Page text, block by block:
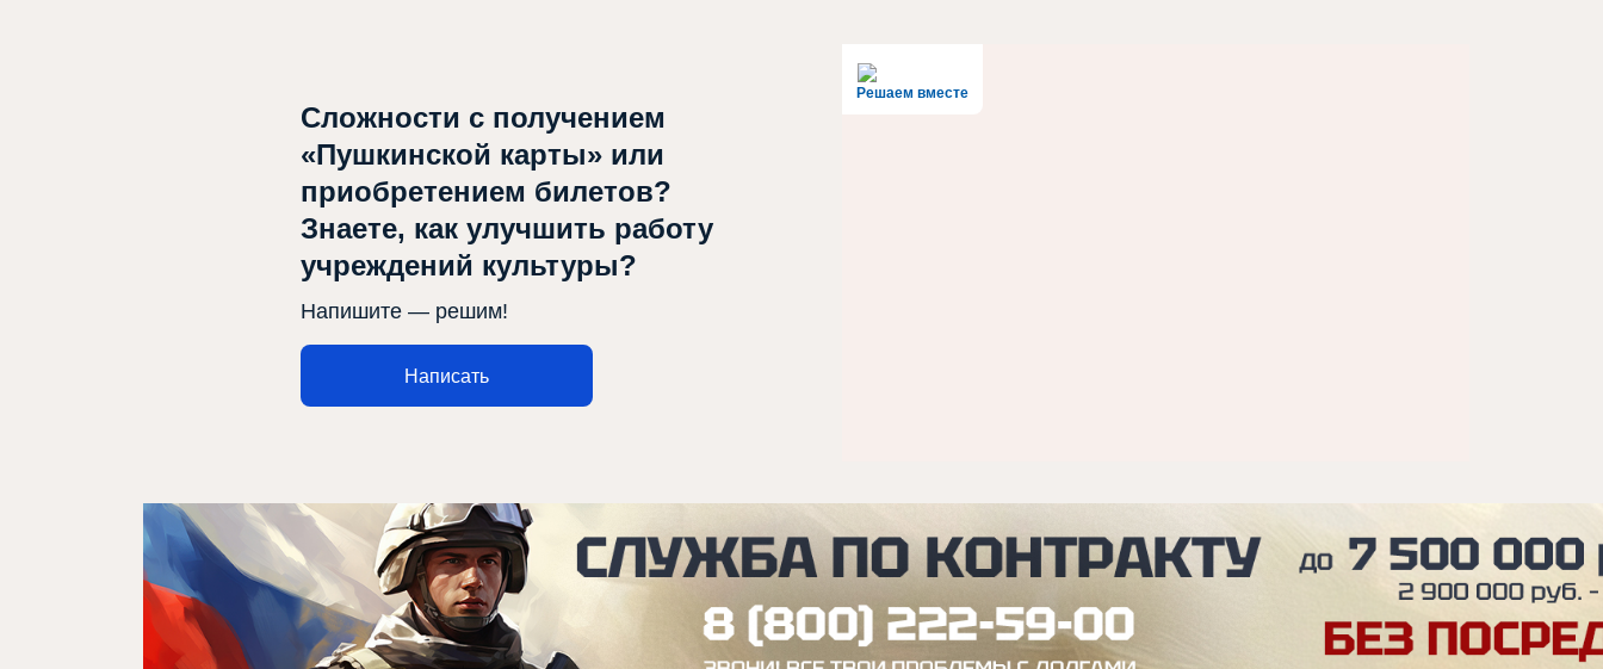
Афиша
Театр турында
Яңалыклар
Решаем вместе
Сложности с получением
«Пушкинской карты» или
приобретением билетов?
Знаете, как улучшить работу
учреждений культуры?
Напишите — решим!
Написать